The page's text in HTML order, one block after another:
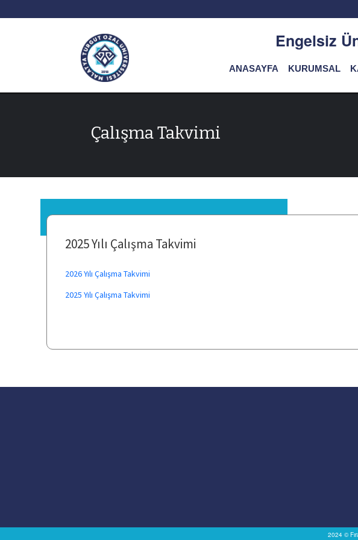
Engelsiz
ANASAYFA KURUMSAL
Çalışma Takvimi
2025 Yılı Çalışma Takvimi
2026 Yılı Çalışma Takvimi
2025 Yılı Çalışma Takvimi
2024 ©